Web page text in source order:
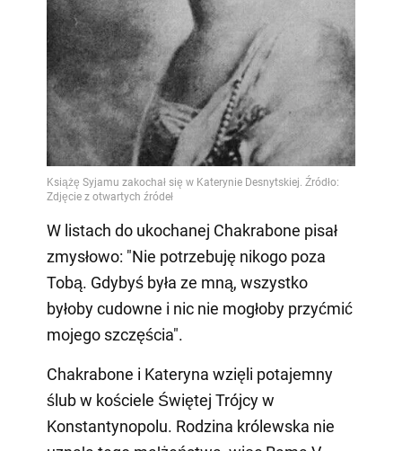
W listach do ukochanej Chakrabone pisał
zmysłowo: "Nie potrzebuję nikogo poza
Tobą. Gdybyś była ze mną, wszystko
byłoby cudowne i nic nie mogłoby przyćmić
mojego szczęścia".
Chakrabone i Kateryna wzięli potajemny
ślub w kościele Świętej Trójcy w
Konstantynopolu. Rodzina królewska nie